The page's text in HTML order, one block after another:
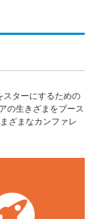
ターにするための
の生きざまをブース
ざまなカンファレ